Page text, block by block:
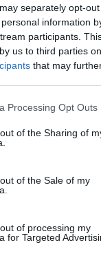
separately opt-
information
participants.
us to third parties
that may
website/app uses
visit or usage
to Google and its
specified
Processing Opt Outs
of the Sharing of
of the Sale of my
of processing my
for Targeted